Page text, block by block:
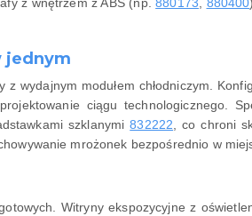
jednym
wydajnym modułem chłodniczym.
ciągu technologicznego.
szklanymi832222 , co chroni
mrożonek bezpośrednio w
Witryny ekspozycyjne z